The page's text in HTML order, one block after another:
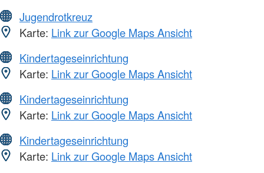
Jugendrotkreuz
Karte: Link zur Google Maps Ansicht
Kindertageseinrichtung
Karte: Link zur Google Maps Ansicht
Kindertageseinrichtung
Karte: Link zur Google Maps Ansicht
Kindertageseinrichtung
Karte: Link zur Google Maps Ansicht